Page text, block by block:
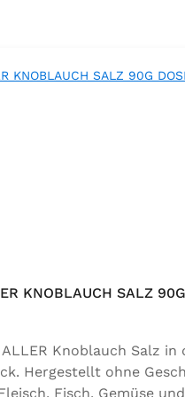
KNOBLAUCH SALZ
Knoblauch Salz
Hergestellt ohne
Fisch, Gemüse